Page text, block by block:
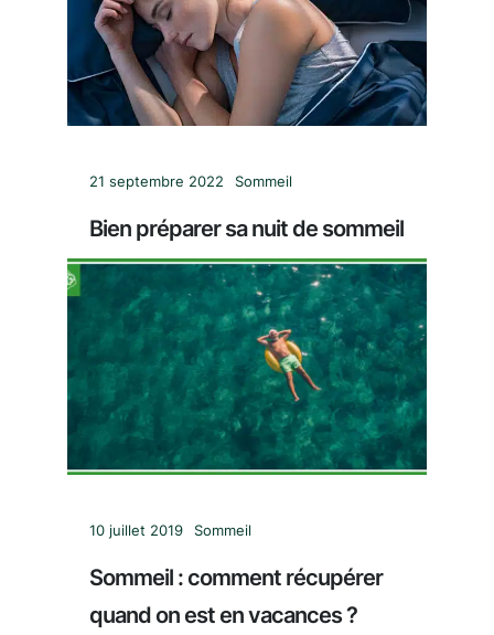
21 septembre 2022 Sommeil
Bien préparer sa nuit de sommeil
10 juillet 2019 Sommeil
Sommeil : comment récupérer
quand on est en vacances ?